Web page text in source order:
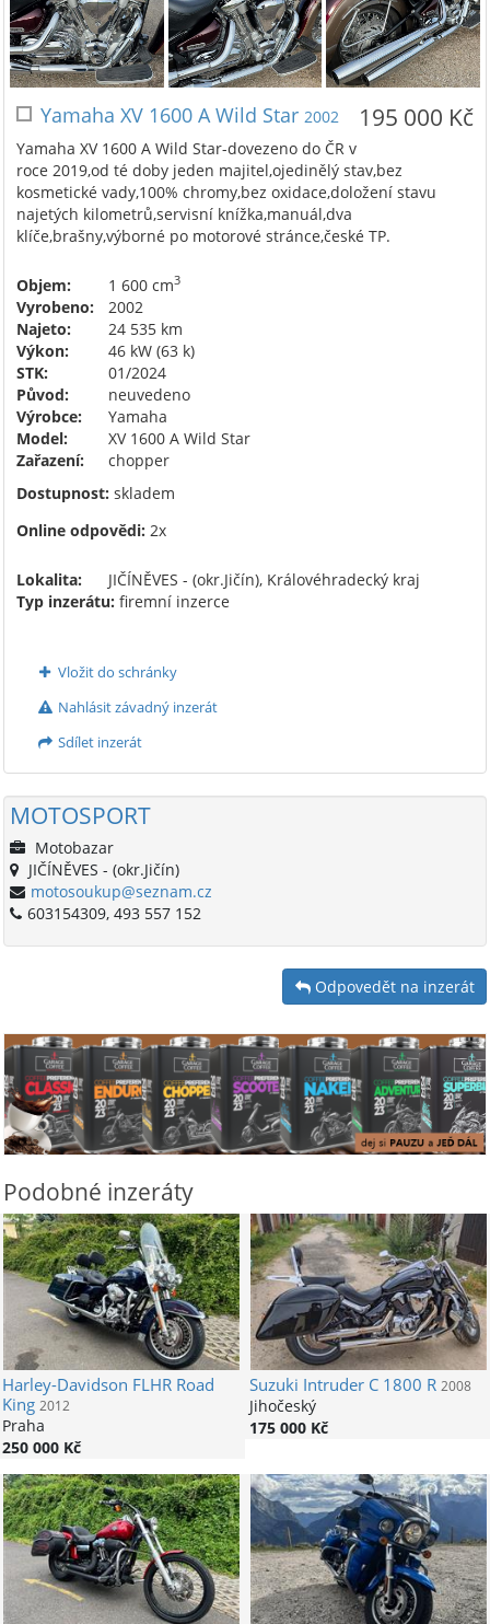
195 000 Kč
Yamaha XV 1600 A Wild Star 2002
Yamaha XV 1600 A Wild Star-dovezeno do ČR v
roce 2019,od té doby jeden majitel,ojedinělý stav,bez
kosmetické vady,100% chromy,bez oxidace,doložení stavu
najetých kilometrů,servisní knížka,manuál,dva
klíče,brašny,výborné po motorové stránce,české TP.
Objem: 1 600 cm3
Vyrobeno:
2002
Najeto:
24 535 km
Výkon:
46 kW (63 k)
STK:
01/2024
Původ:
neuvedeno
Výrobce:
Yamaha
Model:
XV 1600 A Wild Star
Zařazení:
chopper
Dostupnost: skladem
Online odpovědi: 2x
Lokalita:
JIČÍNĚVES - (okr.Jičín), Královéhradecký kraj
Typ inzerátu: firemní inzerce
Vložit do schránky
Nahlásit závadný inzerát
Sdílet inzerát
MOTOSPORT
Motobazar
JIČÍNĚVES - (okr.Jičín)
motosoukup@seznam.cz
603154309, 493 557 152
Odpovedět na inzerát
Podobné inzeráty
Harley-Davidson FLHR Road
King 2012
Praha
250 000 Kč
Suzuki Intruder C 1800 R 2008
Jihočeský
175 000 Kč